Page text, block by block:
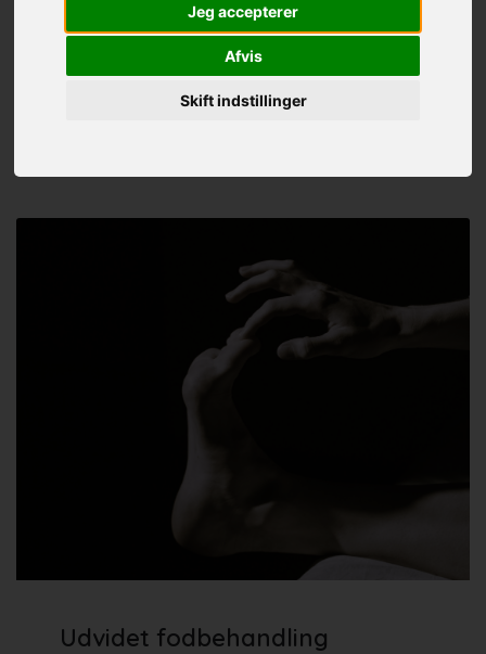
Jeg accepterer
Afvis
Skift indstillinger
Klassisk fodbehandling
Læs mere
Udvidet fodbehandling